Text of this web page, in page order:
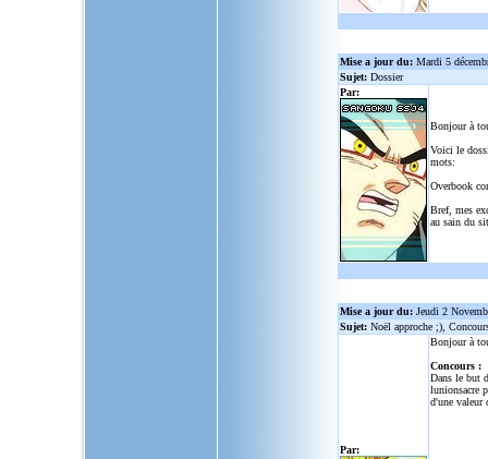
Mise a jour du: Mardi 5
Sujet: Dossier
Par:
Bonjour à
Voici le
mots:
Overbook
Bref, mes
au sain du
Mise a jour du: Jeudi 2
Sujet: Noël approche ;),
Par:
Bonjour à
Concours :
Dans le but
lunionsacre
d'une valeur